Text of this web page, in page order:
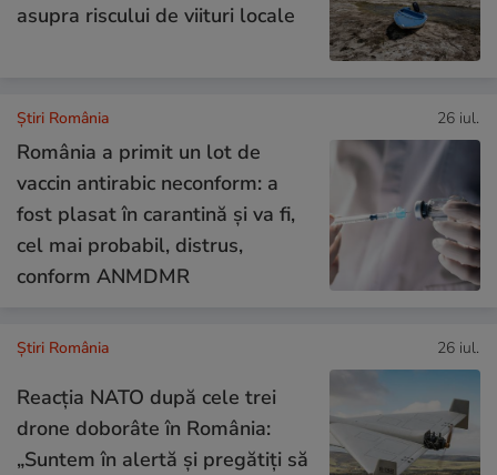
asupra riscului de viituri locale
Știri România 26 iul.
România a primit un lot de
vaccin antirabic neconform: a
fost plasat în carantină și va fi,
cel mai probabil, distrus,
conform ANMDMR
Știri România 26 iul.
Reacția NATO după cele trei
drone doborâte în România:
„Suntem în alertă și pregătiți să